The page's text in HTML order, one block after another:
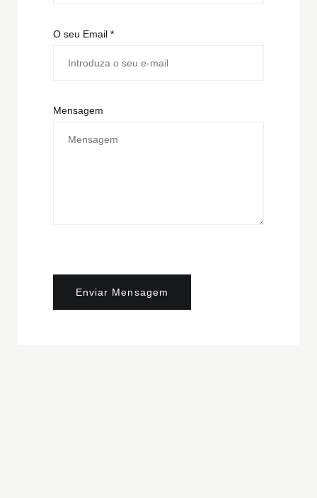
O seu Email *
Mensagem
Enviar Mensagem